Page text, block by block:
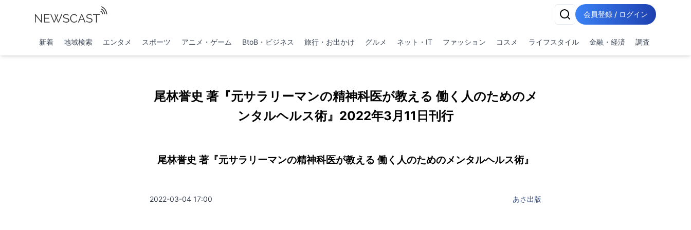
会員登録 / ログイン
新着 地域検索 エンタメ スポーツ アニメ・ゲーム BtoB・ビジネス 旅行・お出かけ グルメ ネット・IT ファッション コスメ ライフスタイル 金融・経済 調査
尾林誉史 著『元サラリーマンの精神科医が教える 働く人のためのメ
ンタルヘルス術』2022年3月11日刊行
尾林誉史 著『元サラリーマンの精神科医が教える 働く人のためのメンタルヘルス術』
2022-03-04 17:00 あさ出版